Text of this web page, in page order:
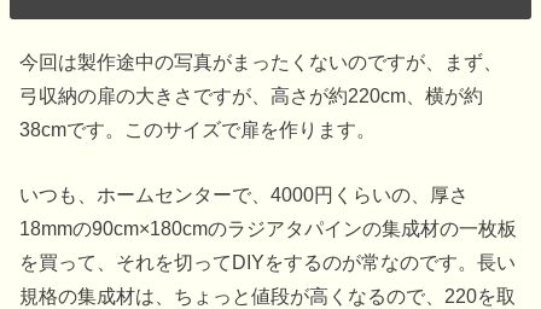
今回は製作途中の写真がまったくないのですが、まず、
弓収納の扉の大きさですが、高さが約220cm、横が約
38cmです。このサイズで扉を作ります。
いつも、ホームセンターで、4000円くらいの、厚さ
18mmの90cm×180cmのラジアタパインの集成材の一枚板
を買って、それを切ってDIYをするのが常なのです。長い
規格の集成材は、ちょっと値段が高くなるので、220を取